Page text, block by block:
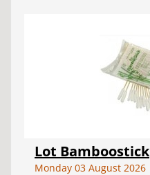
Lot Bamboostick
Monday 03 August 2026